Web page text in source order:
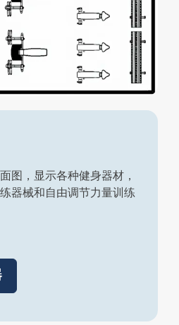
图，显示各种健身器材，
器械和自由调节力量训练